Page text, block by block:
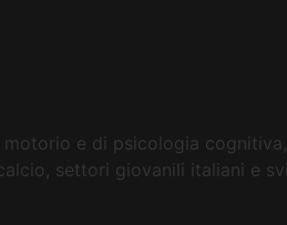
e di psicologia
settori giovanili italiani e